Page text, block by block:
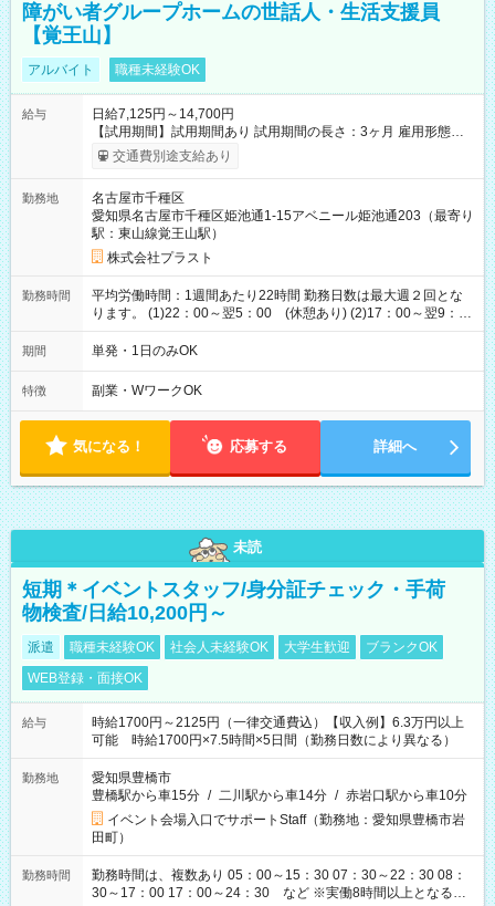
障がい者グループホームの世話人・生活支援員
【覚王山】
アルバイト 職種未経験OK
給与
日給7,125円～14,700円
【試用期間】試用期間あり 試用期間の長さ：3ヶ月 雇用形態、
給与は本採用時と同じです。
交通費別途支給あり
勤務地
名古屋市千種区
愛知県名古屋市千種区姫池通1-15アベニール姫池通203（最寄り
駅：東山線覚王山駅）
株式会社プラスト
勤務時間
平均労働時間：1週間あたり22時間 勤務日数は最大週２回とな
ります。 (1)22：00～翌5：00 (休憩あり) (2)17：00～翌9：
00 (休憩あり) ３６協定提出済 平均労働時間：1週間あたり22
時間 勤務日数は最大週２回となります。 (1)22：00～翌5：00
期間 単発・1日のみOK
特徴 副業・WワークOK
気になる！ 応募する 詳細へ
未読
短期＊イベントスタッフ/身分証チェック・手荷
物検査/日給10,200円～
派遣 職種未経験OK 社会人未経験OK 大学生歓迎
ブランクOK
WEB登録・面接OK
給与
時給1700円～2125円（一律交通費込）【収入例】6.3万円以上
可能 時給1700円×7.5時間×5日間（勤務日数により異なる）
勤務地
愛知県豊橋市
豊橋駅から車15分 / 二川駅から車14分 / 赤岩口駅から車10分
イベント会場入口でサポートStaff（勤務地：愛知県豊橋市岩
田町）
勤務時間
勤務時間は、複数あり 05：00～15：30 07：30～22：30 08：
30～17：00 17：00～24：30 など ※実働8時間以上となる勤